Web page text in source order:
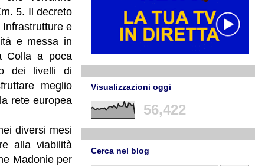
5. Il decreto
e
e messa in
Colla a poca
dei livelli di
meglio
rete europea
diversi mesi
alla viabilità
Madonie per
Visualizzazioni oggi
56,422
Cerca nel blog